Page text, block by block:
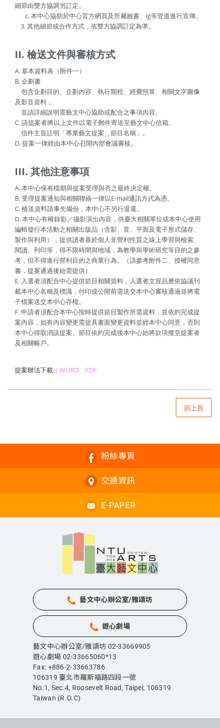
細節由雙方協調另訂定。
c. 本中心協助於中心官方網頁及所屬臉書、ig等管道進行宣傳。
3. 其他細節或合作方式，依雙方協調訂定為準。
II. 檢送文件與審核方式
A. 基本資料表（附件一）
B. 企劃書
包含企劃目的、企劃內容、執行期程、經費預算、相關文字圖像
及影音資料，
並請詳細說明需藝文中心協助或配合之事項內容。
C. 請提案者將以上文件以電子郵件寄送至藝文中心信箱。
信件主旨註明「專業藝文提案＿節目名稱」。
D. 提案一律經由本中心召開內部會議審核。
III. 其他注意事項
A. 本中心保有檔期與提案受理與否之最終決定權。
B. 受理提案通知與相關聯絡一律以E-mail通訊方式為憑。
C. 檢送資料請事先備份，本中心不另行退還。
D. 本中心有權錄影／攝影演出內容，供臺大相關單位或本中心使用
編輯發行本活動之相關出版品（含影、音、平面及電子形式儲存、
製作與利用），提供讀者基於個人非營利性質之線上學習與檢索、
閱讀、列印等，得不限時間與地域，為教學與學術研究等目的之參
考，但不得進行營利目的之商業行為。（請參考附件二、授權同意
書，提案通過後始需提供）
E. 入選者須配合中心提供節目相關資料，入選者文宣品應依協議刊
載本中心名稱及標識，付印或公開前需送交本中心審核通過並將電
子檔案送交本中心存檔。
F. 申請者須配合本中心按時提供節目製作所需資料，並依約完成提
案內容，如有內容變更需提具書面變更資料並經本中心同意，否則
本中心得取消該提案。節目依約完成後本中心始將款項撥至提案者
及相關帳戶。
提案辦法下載： WORD、 PDF
回上頁
粉絲專頁
交通資訊
E-PAPER
藝文中心辦公室/雅頌坊
遊心劇場
藝文中心辦公室/雅頌坊 02-33669905
遊心劇場 02-33665060*13
Fax: +886-2-33663786
106319 臺北市羅斯福路四段一號
No.1, Sec.4, Roosevelt Road, Taipei, 106319
Taiwan (R.O.C)